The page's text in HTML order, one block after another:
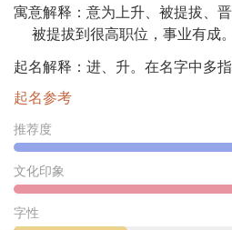
寓意解释：意为上升、被提拔、
被提拔到很高职位，事业有成。
起名解释：进、升。在名字中多指
起名参考
推荐度
文化印象
字性